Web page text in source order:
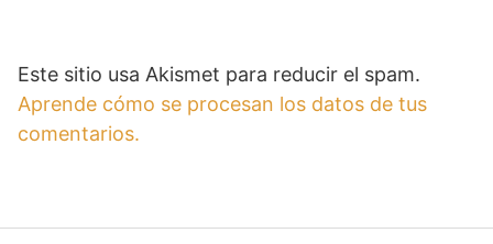
Este sitio usa Akismet para reducir el spam.
Aprende cómo se procesan los datos de tus
comentarios.